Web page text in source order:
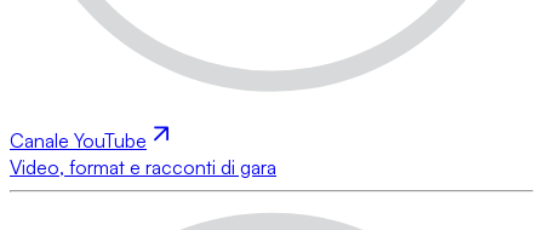
Canale YouTube
Video, format e racconti di gara